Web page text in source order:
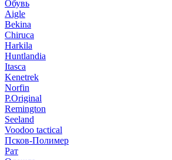
Обувь
Aigle
Bekina
Chiruсa
Harkila
Huntlandia
Itasca
Kenetrek
Norfin
P.Original
Remington
Seeland
Voodoo tactical
Псков-Полимер
Рат